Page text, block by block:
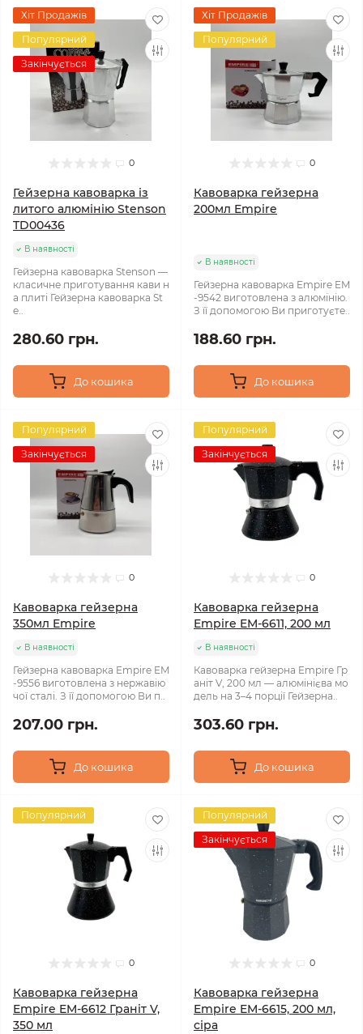
Хіт Продажів
Популярний
Закінчується
0
Гейзерна кавоварка із
литого алюмінію Stenson
TD00436
В наявності
Гейзерна кавоварка Stenson —
класичне приготування кави н
а плиті Гейзерна кавоварка St
e..
280.60 грн.
До кошика
Хіт Продажів
Популярний
0
Кавоварка гейзерна
200мл Empire
В наявності
Гейзерна кавоварка Empire EM
-9542 виготовлена ​​з алюмінію.
З її допомогою Ви приготуєте..
188.60 грн.
До кошика
Популярний
Закінчується
0
Кавоварка гейзерна
350мл Empire
В наявності
Гейзерна кавоварка Empire EM
-9556 виготовлена ​​з нержавію
чої сталі. З її допомогою Ви п..
207.00 грн.
До кошика
Популярний
Закінчується
0
Кавоварка гейзерна
Empire EM-6611, 200 мл
В наявності
Кавоварка гейзерна Empire Гр
аніт V, 200 мл — алюмінієва мо
дель на 3–4 порції Гейзерна..
303.60 грн.
До кошика
Популярний
0
Кавоварка гейзерна
Empire EM-6612 Граніт V,
350 мл
Популярний
Закінчується
0
Кавоварка гейзерна
Empire EM-6615, 200 мл,
сіра